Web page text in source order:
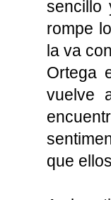
sencillo
rompe
la va
Ortega
vuelve
que